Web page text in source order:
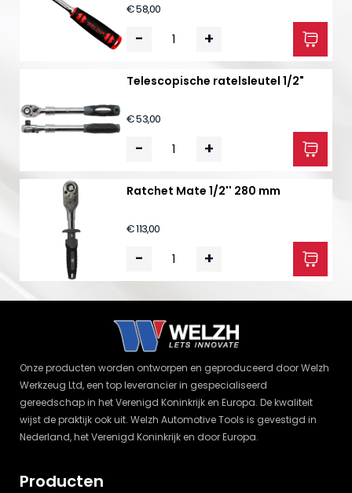
€ 58,00
- +
Telescopische ratelsleutel 1/2"
€ 53,00
- +
Ratchet Mate 1/2'' 280 mm
€ 113,00
- +
Onze producten worden ontworpen en geproduceerd door Welzh
Werkzeug Ltd, een top leverancier in gespecialiseerd
gereedschap in het Verenigd Koninkrijk en Europa. De kwaliteit
wijst de praktijk ook uit. Welzh Automotive Tools is gevestigd in
Nederland, het Verenigd Koninkrijk en door Europa.
Producten